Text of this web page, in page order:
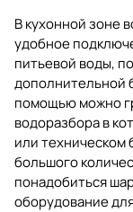
В кухонной зоне
удобное
питьевой воды,
дополнительной
помощью можно
водоразбора в
или техническом
большого
понадобиться
оборудование